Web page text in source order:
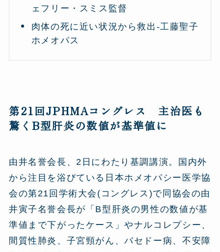
ェフリー・スミス監督
肉体の死に近い状況から救出-工藤聖子
ホメオパス
第21回JPHMAコングレス 主治医も
驚くB型肝炎の数値が基準値に
由井名誉会長、2日にわたり基調講演。国内外
から注目を浴びている日本ホメオパシー医学協
会の第21回学術大会(コングレス)で同協会の由
井寅子名誉会長が「B型肝炎の男性の数値が基
準値まで下がったケース」やナルコレプシー、
間質性肺炎、子宮頸がん、バセドー病、不安障